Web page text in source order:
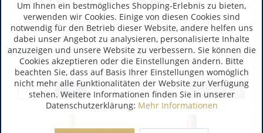
inkl. MwSt.
0.75 Liter(15,27 € / 1 Liter)
Art.-Nr.:4474
Verfügbar
inkl. MwSt.
0.75 Liter(11,47 € / 1 Liter)
Art.-Nr.:6949
Lieferzeit unbekannt
Ausverkauft
Um Ihnen ein bestmögliches Shopping-Erlebnis zu bieten,
verwenden wir Cookies. Einige von diesen Cookies sind
notwendig für den Betrieb dieser Website, andere helfen uns
dabei unser Angebot zu analysieren, personalisierte Inhalte
anzuzeigen und unsere Website zu verbessern. Sie können die
Cookies akzeptieren oder die Einstellungen ändern. Bitte
beachten Sie, dass auf Basis Ihrer Einstellungen womöglich
nicht mehr alle Funktionalitäten der Website zur Verfügung
stehen. Weitere Informationen finden Sie in unserer
Datenschutzerklärung: Mehr Informationen